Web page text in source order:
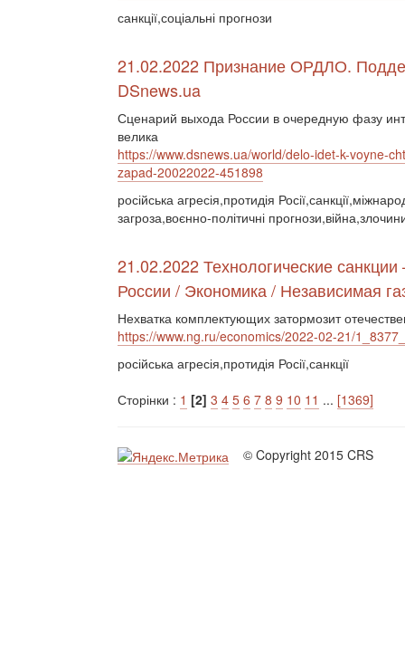
санкції,соціальні прогнози
21.02.2022 Признание ОРДЛО.
DSnews.ua
Сценарий выхода России в очередную фазу
велика
https://www.dsnews.ua/world/delo-idet-k-voyne-
zapad-20022022-451898
російська агресія,протидія
загроза,воєнно-політичні
21.02.2022 Технологические
России / Экономика / Независимая
Нехватка комплектующих затормозит
https://www.ng.ru/economics/2022-02-21/
російська агресія,протидія Росії,санкції
Сторінки : 1 [2] 3 4 5 6 7 8 9 10 11 ... [1369]
© Copyright 2015 CRS